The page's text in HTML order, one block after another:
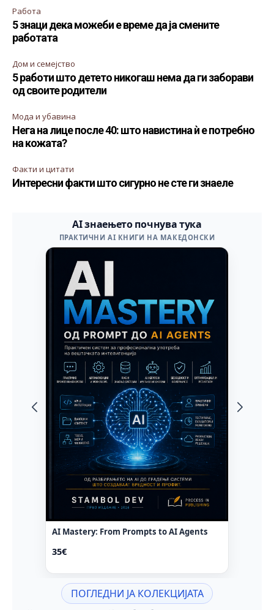
Работа
5 знаци дека можеби е време да ја смените
работата
Дом и семејство
5 работи што детето никогаш нема да ги заборави
од своите родители
Мода и убавина
Нега на лице после 40: што навистина ѝ е потребно
на кожата?
Факти и цитати
Интересни факти што сигурно не сте ги знаеле